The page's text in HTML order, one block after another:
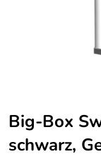
Big-Box
schwarz,